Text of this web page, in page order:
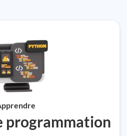
programmation